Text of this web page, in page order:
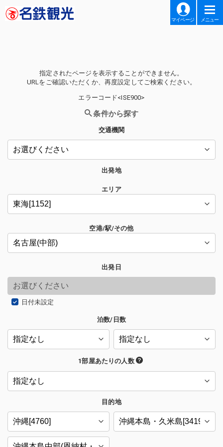
マイページ メニュー
指定されたページを表示することができません。
URLをご確認いただくか、再度設定してご検索ください。
エラーコード<ISE900>
条件から探す
交通機関
出発地
エリア
空港/駅/その他
出発日
日付未設定
泊数/日数
1部屋あたりの人数
目的地